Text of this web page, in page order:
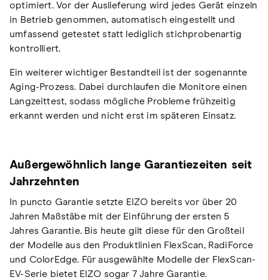
optimiert. Vor der Auslieferung wird jedes Gerät einzeln
in Betrieb genommen, automatisch eingestellt und
umfassend getestet statt lediglich stichprobenartig
kontrolliert.
Ein weiterer wichtiger Bestandteil ist der sogenannte
Aging-Prozess. Dabei durchlaufen die Monitore einen
Langzeittest, sodass mögliche Probleme frühzeitig
erkannt werden und nicht erst im späteren Einsatz.
Außergewöhnlich lange Garantiezeiten seit
Jahrzehnten
In puncto Garantie setzte EIZO bereits vor über 20
Jahren Maßstäbe mit der Einführung der ersten 5
Jahres Garantie. Bis heute gilt diese für den Großteil
der Modelle aus den Produktlinien FlexScan, RadiForce
und ColorEdge. Für ausgewählte Modelle der FlexScan-
EV-Serie bietet EIZO sogar 7 Jahre Garantie.